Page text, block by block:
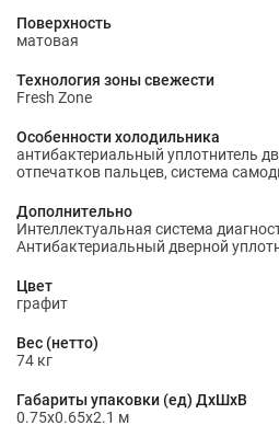
Поверхность
матовая
Технология зоны свежести
Fresh Zone
Особенности холодильника
антибактериальный уплотнитель
отпечатков пальцев, система
Дополнительно
Интеллектуальная система
Антибактериальный дверной
Цвет
графит
Вес (нетто)
74 кг
Габариты упаковки (ед) ДхШхВ
0.75x0.65x2.1 м